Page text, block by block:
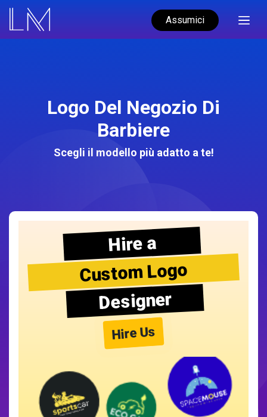
Assumici
Logo Del Negozio Di
Barbiere
Scegli il modello più adatto a te!
Hire a
Custom Logo
Designer
Hire Us